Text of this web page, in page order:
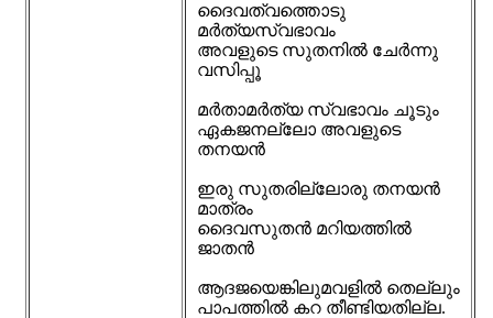
ദൈവത്വത്തൊടു
മർത്യസ്വഭാവം
അവളുടെ സുതനിൽ ചേർന്നു
വസിപ്പൂ
മർതാമർത്യ സ്വഭാവം ചൂടും
ഏകജനല്ലോ അവളുടെ
തനയൻ
ഇരു സുതരില്ലോരു തനയൻ
മാത്രം
ദൈവസുതൻ മറിയത്തിൽ
ജാതൻ
ആദജയെങ്കിലുമവളിൽ തെല്ലും
പാപത്തിൽ കറ തീണ്ടിയതില്ല.